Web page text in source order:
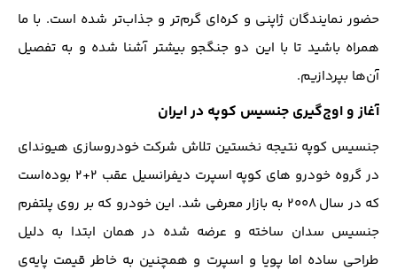
حضور نمایندگان ژاپنی و کره‌ای گرم‌تر و جذاب‌تر شده ‌‌است. با ما
همراه باشید تا با این دو جنگجو بیشتر آشنا شده و به تفصیل
آن‌ها بپردازیم.
آغاز‌ و اوج‌گیری جنسیس کوپه در ایران
جنسیس کوپه نتیجه نخستین تلاش شرکت خودرو‌سازی هیوندای
در گروه خودرو های کوپه اسپرت دیفرانسیل عقب 2+2 بوده‌است
که در سال ۲۰۰۸ به بازار معرفی ‌شد. این خودرو که بر روی پلتفرم
جنسیس سدان ساخته و عرضه شده در همان ابتدا به دلیل
طراحی ساده اما پویا و اسپرت و همچنین به خاطر قیمت پایه‌ی